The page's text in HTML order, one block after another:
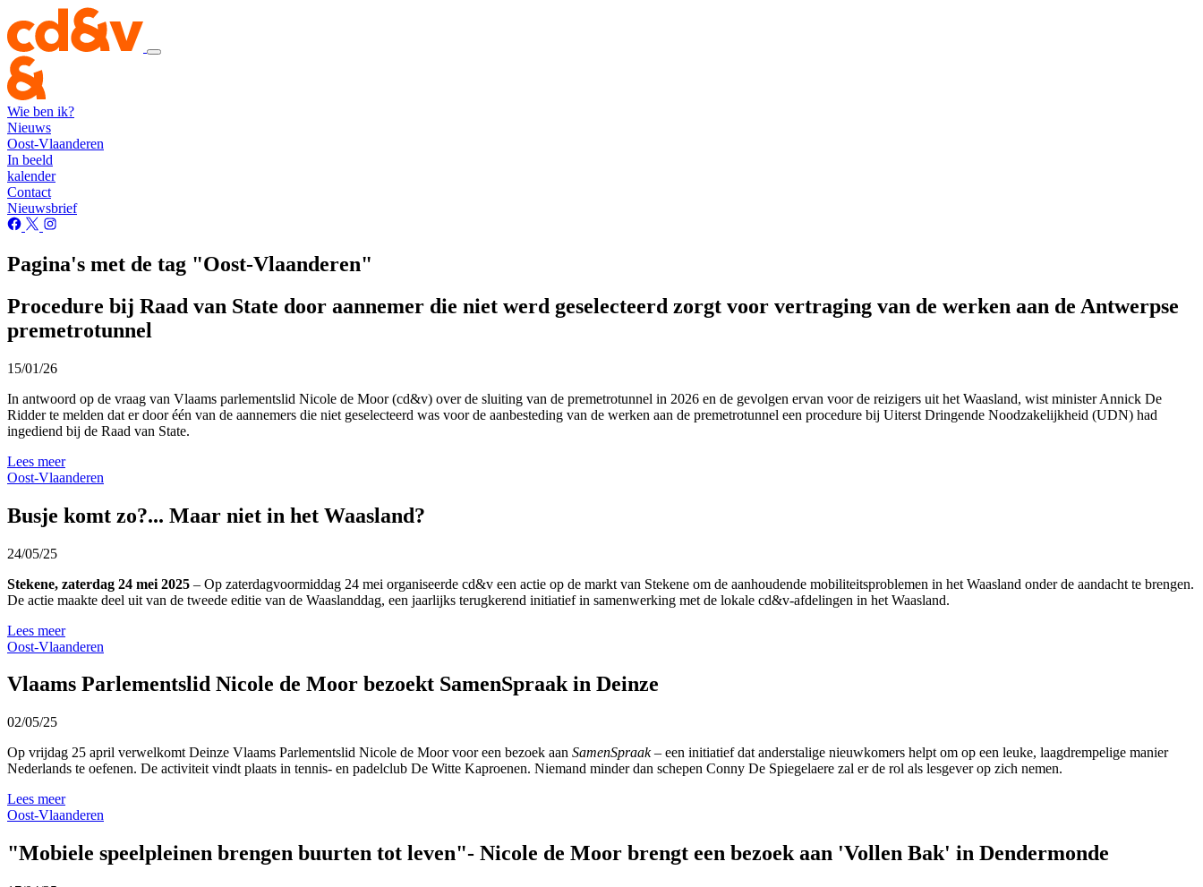
Wie ben ik?
Nieuws
Oost-Vlaanderen
In beeld
kalender
Contact
Nieuwsbrief
Pagina's met de tag "Oost-Vlaanderen"
Procedure bij Raad van State door aannemer die niet werd geselecteerd zorgt voor vertraging van de werken aan de Antwerpse
premetrotunnel
15/01/26
In antwoord op de vraag van Vlaams parlementslid Nicole de Moor (cd&v) over de sluiting van de premetrotunnel in 2026 en de gevolgen ervan voor de reizigers uit het Waasland, wist minister Annick De
Ridder te melden dat er door één van de aannemers die niet geselecteerd was voor de aanbesteding van de werken aan de premetrotunnel een procedure bij Uiterst Dringende Noodzakelijkheid (UDN) had
ingediend bij de Raad van State.
Lees meer
Oost-Vlaanderen
Busje komt zo?... Maar niet in het Waasland?
24/05/25
Stekene, zaterdag 24 mei 2025 – Op zaterdagvoormiddag 24 mei organiseerde cd&v een actie op de markt van Stekene om de aanhoudende mobiliteitsproblemen in het Waasland onder de aandacht te brengen.
De actie maakte deel uit van de tweede editie van de Waaslanddag, een jaarlijks terugkerend initiatief in samenwerking met de lokale cd&v-afdelingen in het Waasland.
Lees meer
Oost-Vlaanderen
Vlaams Parlementslid Nicole de Moor bezoekt SamenSpraak in Deinze
02/05/25
Op vrijdag 25 april verwelkomt Deinze Vlaams Parlementslid Nicole de Moor voor een bezoek aan SamenSpraak– een initiatief dat anderstalige nieuwkomers helpt om op een leuke, laagdrempelige manier
Nederlands te oefenen. De activiteit vindt plaats in tennis- en padelclub De Witte Kaproenen. Niemand minder dan schepen Conny De Spiegelaere zal er de rol als lesgever op zich nemen.
Lees meer
Oost-Vlaanderen
"Mobiele speelpleinen brengen buurten tot leven"- Nicole de Moor brengt een bezoek aan 'Vollen Bak' in Dendermonde